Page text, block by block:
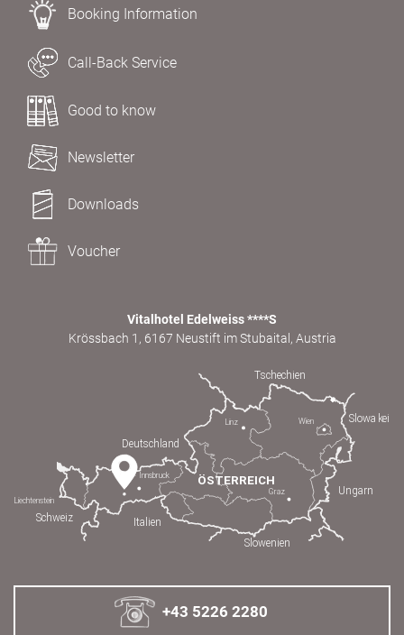
Booking Information
Call-Back Service
Good to know
Newsletter
Downloads
Voucher
Vitalhotel Edelweiss ****S
Krössbach 1, 6167 Neustift im Stubaital, Austria
+43 5226 2280